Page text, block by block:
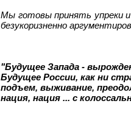
Мы готовы принять упреки
безукоризненно
"Будущее Запада -
Будущее России, как ни
подъем, выживание,
нация, нация ... с